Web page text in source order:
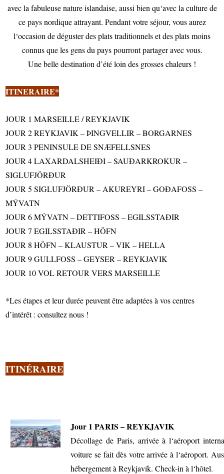
avec la fabuleuse nature islandaise, aussi bien qu‘avec la culture de
ce pays nordique attrayant. Pendant votre séjour, vous aurez
l‘occasion de déguster des plats traditionnels et des plats moins
connus que les gens du pays pourront partager avec vous.
Une belle destination d’été loin des grosses chaleurs !
ITINERAIRE*
JOUR 1 MARSEILLE / REYKJAVIK
JOUR 2 REYKJAVIK – ÞINGVELLIR – BORGARNES
JOUR 3 PENINSULE DE SNÆFELLSNES
JOUR 4 LAXARDALSHEIÐI – SAUÐARKROKUR –
SIGLUFJÖRÐUR
JOUR 5 SIGLUFJÖRÐUR – AKUREYRI – GOÐAFOSS –
MÝVATN
JOUR 6 MÝVATN – DETTIFOSS – EGILSSTAÐIR
JOUR 7 EGILSSTAÐIR – HÖFN
JOUR 8 HÖFN – KLAUSTUR – VIK – HELLA
JOUR 9 GULLFOSS – GEYSER – REYKJAVIK
JOUR 10 VOL RETOUR VERS MARSEILLE
*Les étapes et leur durée peuvent être adaptées à vos centres
d’intérêt : consultez nous !
ITINÉRAIRE
Jour 1 PARIS – REYKJAVIK
Décollage de Paris, arrivée à l‘aéroport
voiture se fait dès votre arrivée à l‘aéroport.
hébergement à Reykjavík. Check-in à l‘hôtel.